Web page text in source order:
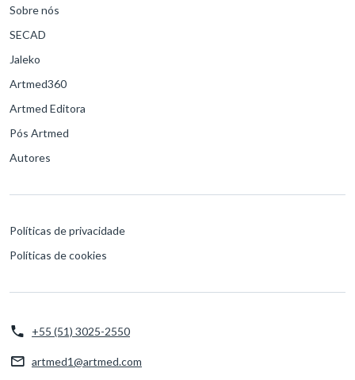
Sobre nós
SECAD
Jaleko
Artmed360
Artmed Editora
Pós Artmed
Autores
Políticas de privacidade
Políticas de cookies
+55 (51) 3025-2550
artmed1@artmed.com